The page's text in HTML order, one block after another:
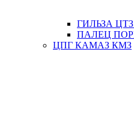
ГИЛЬЗА
ПАЛЕЦ
ЦПГ КАМАЗ КМЗ